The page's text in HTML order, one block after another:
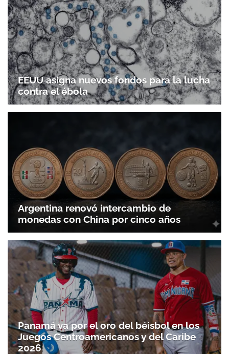
EEUU asigna nuevos fondos para la lucha
contra el ébola
Argentina renovó intercambio de
monedas con China por cinco años
Panamá va por el oro del béisbol en los
Juegos Centroamericanos y del Caribe
2026